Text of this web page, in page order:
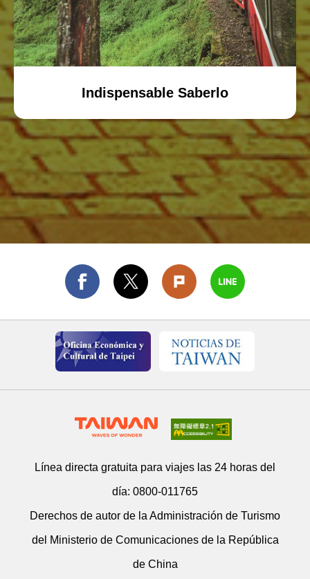
Indispensable Saberlo
Línea directa gratuita para viajes las 24 horas del
día: 0800-011765
Derechos de autor de la Administración de Turismo
del Ministerio de Comunicaciones de la República
de China